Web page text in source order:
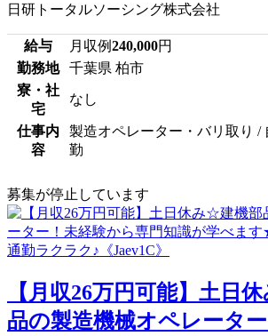
日研トータルソーシング株式会社
給与 月収例240,000円
勤務地
千葉県 柏市
寮・社
宅
なし
仕事内
容
製造オペレーター・バリ取り /
勤
募集が停止しています
【月収26万円可能】土日
品の製造機械オペレータ